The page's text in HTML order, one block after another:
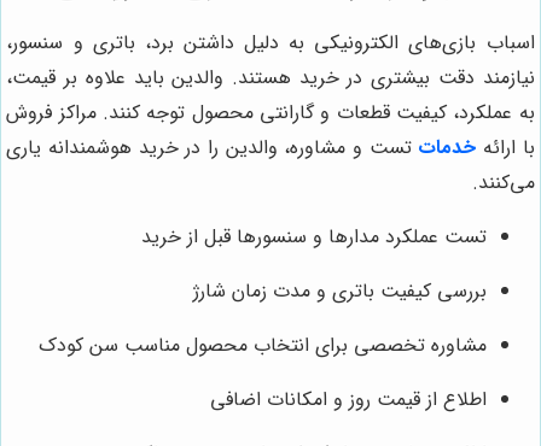
اسباب بازی‌های الکترونیکی به دلیل داشتن برد، باتری و سنسور،
نیازمند دقت بیشتری در خرید هستند. والدین باید علاوه بر قیمت،
به عملکرد، کیفیت قطعات و گارانتی محصول توجه کنند. مراکز فروش
با ارائه خدمات تست و مشاوره، والدین را در خرید هوشمندانه یاری
می‌کنند.
تست عملکرد مدارها و سنسورها قبل از خرید
بررسی کیفیت باتری و مدت زمان شارژ
مشاوره تخصصی برای انتخاب محصول مناسب سن کودک
اطلاع از قیمت روز و امکانات اضافی